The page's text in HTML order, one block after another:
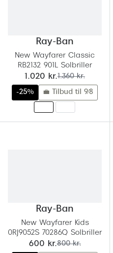
Synsprøve med
Test dit behov for
SynsJournal
Forskning i øjensygdomme
Nikon brilleglas
Transitions®
Stellest® til børn
Ray-Ban
New Wayfarer Classic
RB2132 901L Solbriller
nu:
1.020 kr.før:
1.360 kr.
-25% 💼 Tilbud til 9/8
Ray-Ban
New Wayfarer Kids
0RJ9052S 70286Q Solbriller
nu:
600 kr.før:
800 kr.